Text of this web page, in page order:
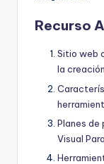
Recurso
Sitio web
la
Planes
Visual